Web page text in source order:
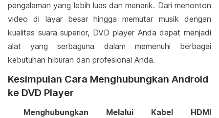
pengalaman yang lebih luas dan menarik. Dari menonton
video di layar besar hingga memutar musik dengan
kualitas suara superior, DVD player Anda dapat menjadi
alat yang serbaguna dalam memenuhi berbagai
kebutuhan hiburan dan profesional Anda.
Kesimpulan Cara Menghubungkan Android
ke DVD Player
Menghubungkan Melalui Kabel HDMI